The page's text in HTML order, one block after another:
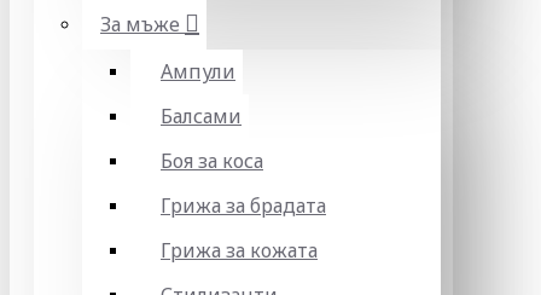
За мъже
Ампули
Балсами
Боя за коса
Грижа за брадата
Грижа за кожата